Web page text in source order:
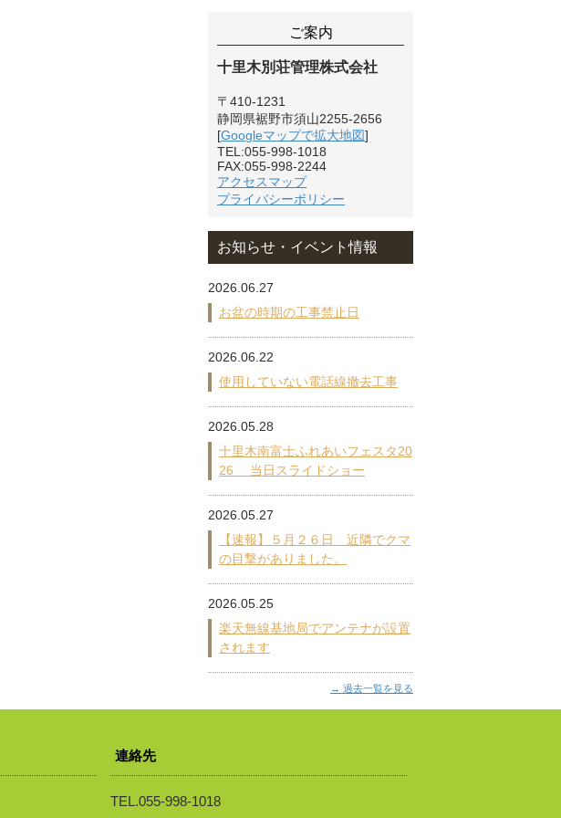
ご案内
十里木別荘管理株式会社
〒410-1231
静岡県裾野市須山2255-2656
[Googleマップで拡大地図 ]
TEL:055-998-1018
FAX:055-998-2244
アクセスマップ
プライバシーポリシー
お知らせ・イベント情報
2026.06.27
お盆の時期の工事禁止日
2026.06.22
使用していない電話線撤去工事
2026.05.28
十里木南富士ふれあいフェスタ20
26 当日スライドショー
2026.05.27
【速報】５月２６日 近隣でクマ
の目撃がありました。
2026.05.25
楽天無線基地局でアンテナが設置
されます
過去一覧を見る
連絡先
TEL.055-998-1018